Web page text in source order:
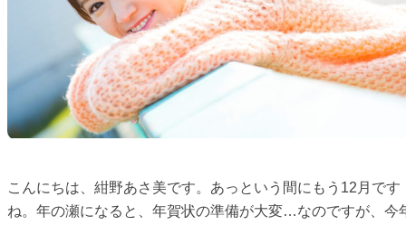
こんにちは、紺野あさ美です。あっという間にもう12月です
ね。年の瀬になると、年賀状の準備が大変…なのですが、今